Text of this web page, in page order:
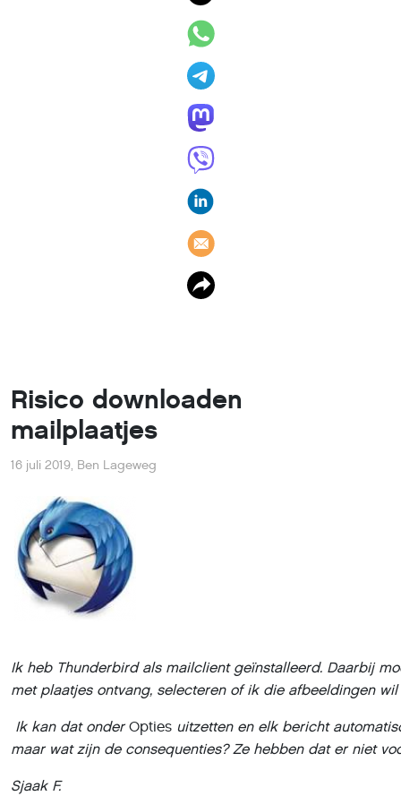
Risico downloaden
mailplaatjes
16 juli 2019, Ben Lageweg
Ik heb Thunderbird als mailclient geïnstalleerd. Daarbij
met plaatjes ontvang, selecteren of ik die afbeeldingen wil
Ik kan dat onder Opties uitzetten en elk bericht
maar wat zijn de consequenties? Ze hebben dat er niet
Sjaak F.